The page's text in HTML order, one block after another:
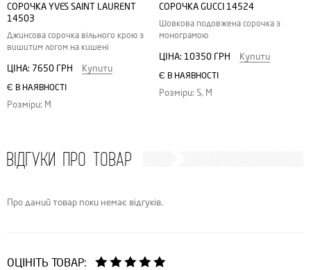
СОРОЧКА YVES SAINT LAURENT
14503
Джинсова сорочка вільного крою з
вишитим логом на кишені
ЦІНА: 7650 ГРН Купити
Є В НАЯВНОСТІ
Розміри: M
СОРОЧКА GUCCI 14524
Шовкова подовжена сорочка з
монограмою
ЦІНА: 10350 ГРН Купити
Є В НАЯВНОСТІ
Розміри: S, M
ВІДГУКИ ПРО ТОВАР
Про даний товар поки немає відгуків.
ОЦІНІТЬ ТОВАР: